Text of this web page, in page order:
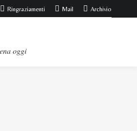
Ringraziamenti Mail Archivio
oggi